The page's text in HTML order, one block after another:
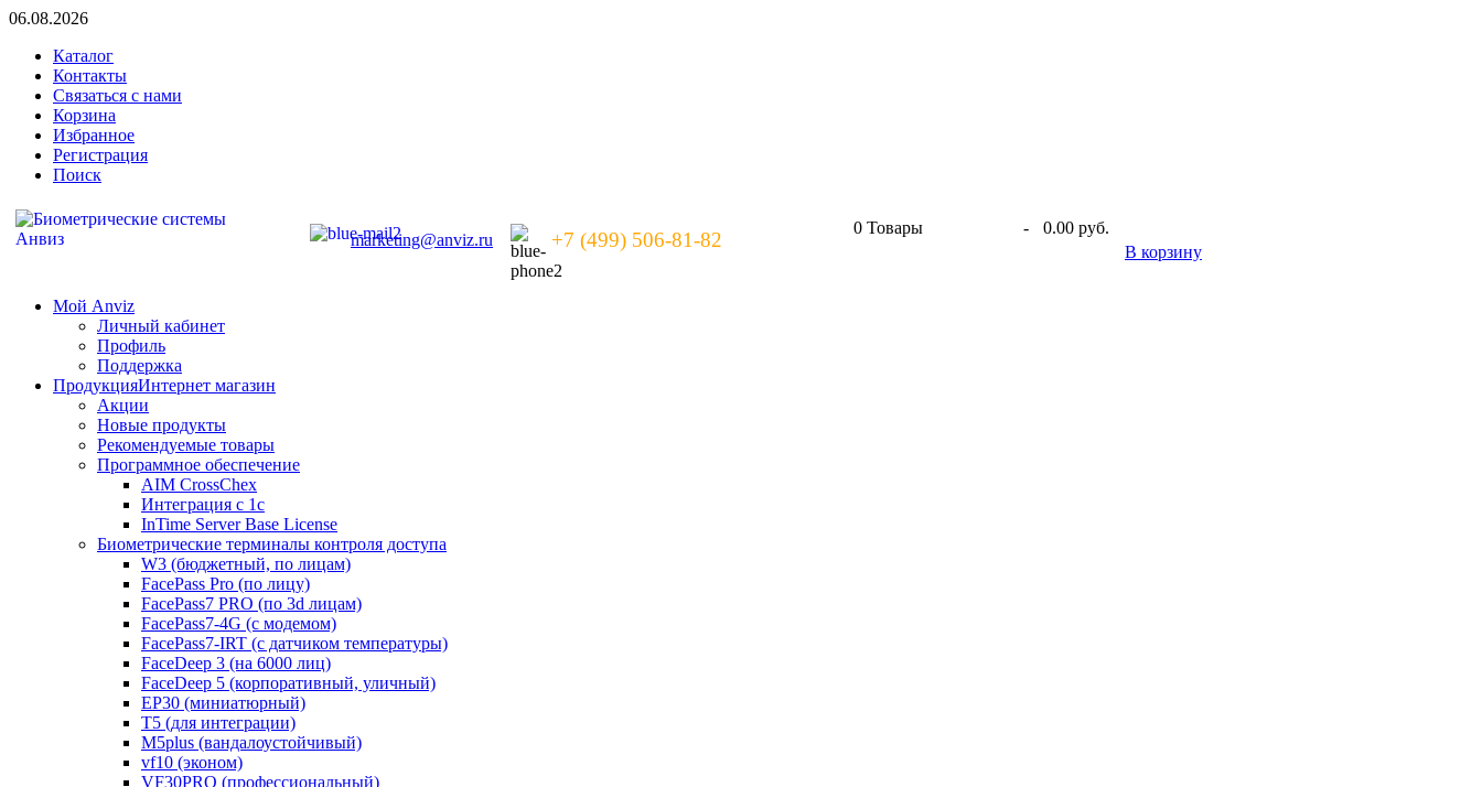
06.08.2026
Каталог
Контакты
Связаться с нами
Корзина
Избранное
Регистрация
Поиск
marketing@anviz.ru +7 (499) 506-81-82
0 Товары -
0.00 руб.
В корзину
Мой Anviz
Личный кабинет
Профиль
Поддержка
ПродукцияИнтернет магазин
Акции
Новые продукты
Рекомендуемые товары
Программное обеспечение
AIM CrossChex
Интеграция с 1с
InTime Server Base License
Биометрические терминалы контроля доступа
W3 (бюджетный, по лицам)
FacePass Pro (по лицу)
FacePass7 PRO (по 3d лицам)
FacePass7-4G (с модемом)
FacePass7-IRT (с датчиком температуры)
FaceDeep 3 (на 6000 лиц)
FaceDeep 5 (корпоративный, уличный)
EP30 (миниатюрный)
T5 (для интеграции)
M5plus (вандалоустойчивый)
vf10 (эконом)
VF30PRO (профессиональный)